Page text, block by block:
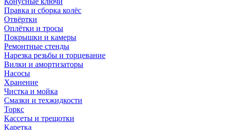
Правка и сборка колёс
Отвёртки
Оплётки и тросы
Покрышки и камеры
Ремонтные стенды
Нарезка резьбы и торцевание
Вилки и амортизаторы
Насосы
Хранение
Чистка и мойка
Смазки и техжидкости
Торкс
Кассеты и трещотки
Каретка